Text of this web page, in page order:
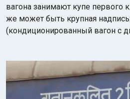
вагона занимают купе первого
же может быть крупная надпись:
(кондиционированный вагон с